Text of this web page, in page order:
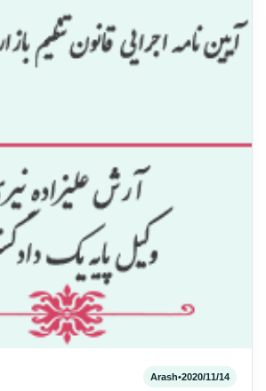
2020/11/14
•
Arash